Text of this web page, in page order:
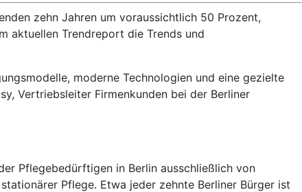
zehn Jahren um voraussichtlich 50 Prozent,
aktuellen Trendreport die Trends und
moderne Technologien und eine gezielte
Vertriebsleiter Firmenkunden bei der Berliner
Pflegebedürftigen in Berlin ausschließlich von
Pflege. Etwa jeder zehnte Berliner Bürger ist